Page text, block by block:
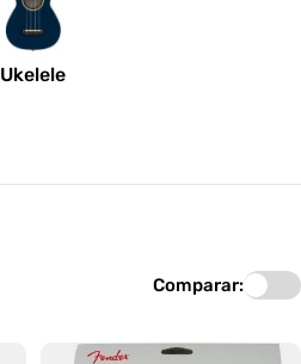
Ukelele
Comparar: